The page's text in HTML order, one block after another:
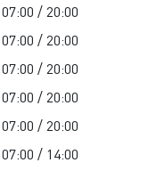
07:00 / 20:00
07:00 / 20:00
07:00 / 20:00
07:00 / 20:00
07:00 / 20:00
07:00 / 14:00